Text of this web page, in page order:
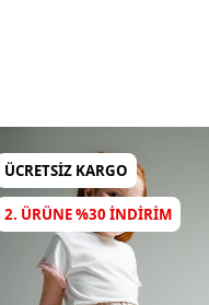
ÜCRETSIZ KARGO
2. ÜRÜNE %30 INDIRIM